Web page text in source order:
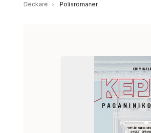
Deckare Polisromaner